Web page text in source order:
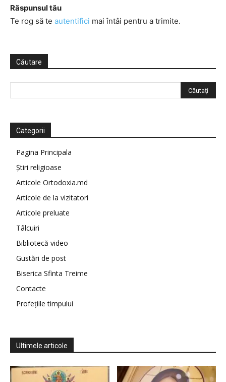
Răspunsul tău
Te rog să te autentifici mai întâi pentru a trimite.
Căutare
Categorii
Pagina Principala
Știri religioase
Articole Ortodoxia.md
Articole de la vizitatori
Articole preluate
Tâlcuiri
Bibliotecă video
Gustări de post
Biserica Sfinta Treime
Contacte
Profețiile timpului
Ultimele articole